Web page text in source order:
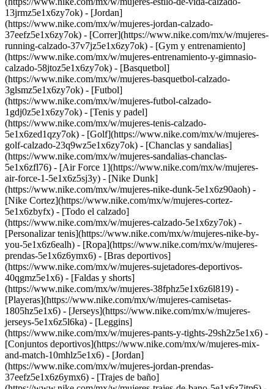
13jrmz5e1x6zy7ok) - [Jordan]
(https://www.nike.com/mx/w/mujeres-jordan-calzado-
37eefz5e1x6zy7ok) - [Correr](https://www.nike.com/mx/w/mujeres-
running-calzado-37v7jz5e1x6zy7ok) - [Gym y entrenamiento]
(https://www.nike.com/mx/w/mujeres-entrenamiento-y-gimnasio-
calzado-58jtoz5e1x6zy7ok) - [Basquetbol]
(https://www.nike.com/mx/w/mujeres-basquetbol-calzado-
3glsmz5e1x6zy7ok) - [Futbol]
(https://www.nike.com/mx/w/mujeres-futbol-calzado-
1gdj0z5e1x6zy7ok) - [Tenis y padel]
(https://www.nike.com/mx/w/mujeres-tenis-calzado-
5e1x6zed1qzy7ok) - [Golf](https://www.nike.com/mx/w/mujeres-
golf-calzado-23q9wz5e1x6zy7ok) - [Chanclas y sandalias]
(https://www.nike.com/mx/w/mujeres-sandalias-chanclas-
5e1x6zfl76) - [Air Force 1](https://www.nike.com/mx/w/mujeres-
air-force-1-5e1x6z5sj3y) - [Nike Dunk]
(https://www.nike.com/mx/w/mujeres-nike-dunk-5e1x6z90aoh) -
[Nike Cortez](https://www.nike.com/mx/w/mujeres-cortez-
5e1x6zbyfx) - [Todo el calzado]
(https://www.nike.com/mx/w/mujeres-calzado-5e1x6zy7ok) -
[Personalizar tenis](https://www.nike.com/mx/w/mujeres-nike-by-
you-5e1x6z6ealh) - [Ropa](https://www.nike.com/mx/w/mujeres-
prendas-5e1x6z6ymx6) - [Bras deportivos]
(https://www.nike.com/mx/w/mujeres-sujetadores-deportivos-
40qgmz5e1x6) - [Faldas y shorts]
(https://www.nike.com/mx/w/mujeres-38fphz5e1x6z6l819) -
[Playeras](https://www.nike.com/mx/w/mujeres-camisetas-
1805hz5e1x6) - [Jerseys](https://www.nike.com/mx/w/mujeres-
jerseys-5e1x6z5l6ka) - [Leggins]
(https://www.nike.com/mx/w/mujeres-pants-y-tights-29sh2z5e1x6) -
[Conjuntos deportivos](https://www.nike.com/mx/w/mujeres-mix-
and-match-10mhlz5e1x6) - [Jordan]
(https://www.nike.com/mx/w/mujeres-jordan-prendas-
37eefz5e1x6z6ymx6) - [Trajes de baño]